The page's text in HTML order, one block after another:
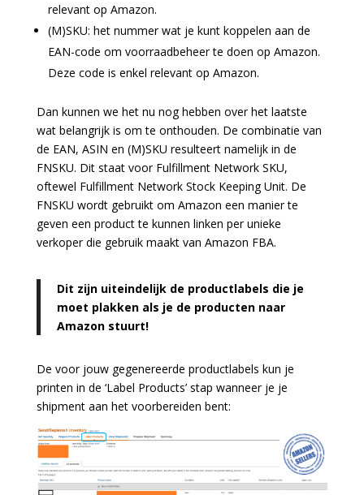
relevant op Amazon.
(M)SKU: het nummer wat je kunt koppelen aan de
EAN-code om voorraadbeheer te doen op Amazon.
Deze code is enkel relevant op Amazon.
Dan kunnen we het nu nog hebben over het laatste
wat belangrijk is om te onthouden. De combinatie van
de EAN, ASIN en (M)SKU resulteert namelijk in de
FNSKU. Dit staat voor Fulfillment Network SKU,
oftewel Fulfillment Network Stock Keeping Unit. De
FNSKU wordt gebruikt om Amazon een manier te
geven een product te kunnen linken per unieke
verkoper die gebruik maakt van Amazon FBA.
Dit zijn uiteindelijk de productlabels die je
moet plakken als je de producten naar
Amazon stuurt!
De voor jouw gegenereerde productlabels kun je
printen in de ‘Label Products’ stap wanneer je je
shipment aan het voorbereiden bent: